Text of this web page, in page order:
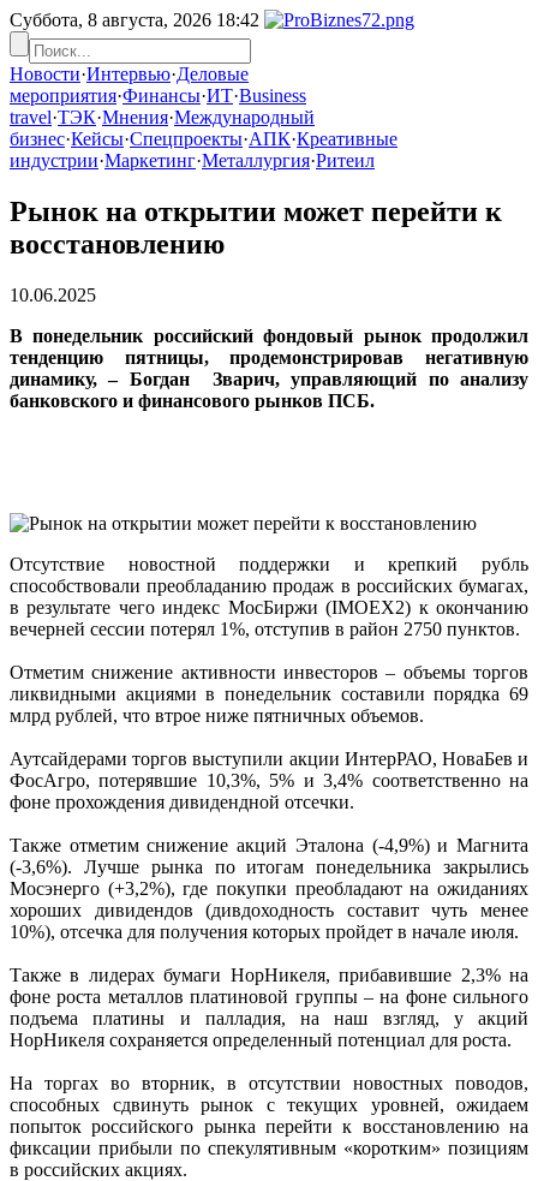
Суббота, 8 августа, 2026 18:42
Новости·Интервью·Деловые
мероприятия·Финансы·ИТ·Business
travel·ТЭК·Мнения·Международный
бизнес·Кейсы·Спецпроекты·АПК·Креативные
индустрии·Маркетинг·Металлургия·Ритеил
Рынок на открытии может перейти к
восстановлению
10.06.2025
В понедельник российский фондовый рынок продолжил
тенденцию пятницы, продемонстрировав негативную
динамику, – Богдан Зварич, управляющий по анализу
банковского и финансового рынков ПСБ.
Отсутствие новостной поддержки и крепкий рубль
способствовали преобладанию продаж в российских бумагах,
в результате чего индекс МосБиржи (IMOEX2) к окончанию
вечерней сессии потерял 1%, отступив в район 2750 пунктов.
Отметим снижение активности инвесторов – объемы торгов
ликвидными акциями в понедельник составили порядка 69
млрд рублей, что втрое ниже пятничных объемов.
Аутсайдерами торгов выступили акции ИнтерРАО, НоваБев и
ФосАгро, потерявшие 10,3%, 5% и 3,4% соответственно на
фоне прохождения дивидендной отсечки.
Также отметим снижение акций Эталона (-4,9%) и Магнита
(-3,6%). Лучше рынка по итогам понедельника закрылись
Мосэнерго (+3,2%), где покупки преобладают на ожиданиях
хороших дивидендов (дивдоходность составит чуть менее
10%), отсечка для получения которых пройдет в начале июля.
Также в лидерах бумаги НорНикеля, прибавившие 2,3% на
фоне роста металлов платиновой группы – на фоне сильного
подъема платины и палладия, на наш взгляд, у акций
НорНикеля сохраняется определенный потенциал для роста.
На торгах во вторник, в отсутствии новостных поводов,
способных сдвинуть рынок с текущих уровней, ожидаем
попыток российского рынка перейти к восстановлению на
фиксации прибыли по спекулятивным «коротким» позициям
в российских акциях.